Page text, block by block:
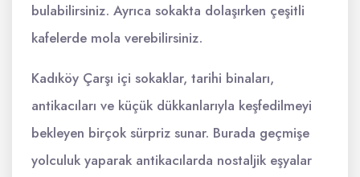
bulabilirsiniz. Ayrıca sokakta dolaşırken çeşitli
kafelerde mola verebilirsiniz.
Kadıköy Çarşı içi sokaklar, tarihi binaları,
antikacıları ve küçük dükkanlarıyla keşfedilmeyi
bekleyen birçok sürpriz sunar. Burada geçmişe
yolculuk yaparak antikacılarda nostaljik eşyalar